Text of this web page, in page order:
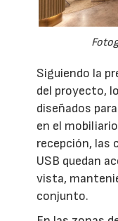
Siguiendo la
del proyecto,
diseñados
en el
recepción, las
USB quedan
vista,
conjunto.